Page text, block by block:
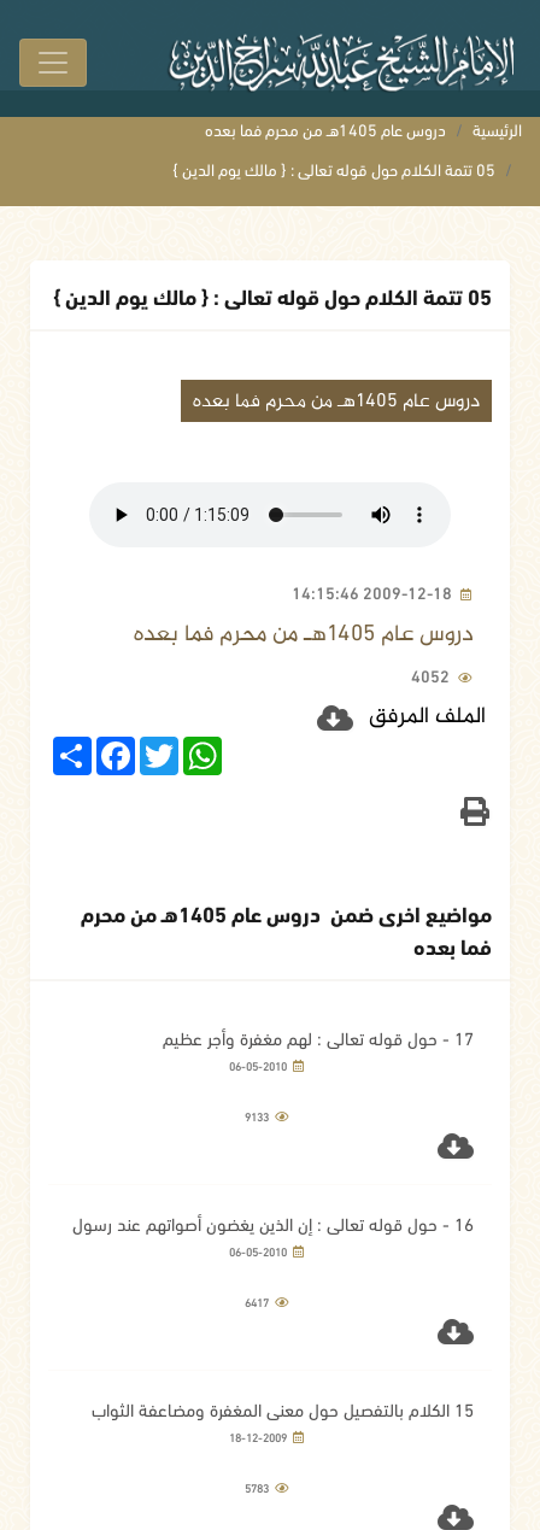
الرئيسية
دروس عام 1405هـ من محرم فما بعده
05 تتمة الكلام حول قوله تعالى : { مالك يوم الدين }
05 تتمة الكلام حول قوله تعالى : { مالك يوم الدين }
دروس عام 1405هـ من محرم فما بعده
2009-12-18 14:15:46
دروس عام 1405هـ من محرم فما بعده
4052
الملف المرفق
Share
FacebookTwitter
WhatsApp
مواضيع اخرى ضمن دروس عام 1405هـ من محرم
فما بعده
17 - حول قوله تعالى : لهم مغفرة وأجر عظيم
06-05-2010
9133
16 - حول قوله تعالى : إن الذين يغضون أصواتهم عند رسول
الله أولئك الذين امتحن الله قلوبهم للتقوى لهم مغفرة وأجر
06-05-2010
6417
15 الكلام بالتفصيل حول معنى المغفرة ومضاعفة الثواب
18-12-2009
5783